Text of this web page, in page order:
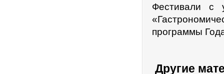
Фестивали с
программы
Другие